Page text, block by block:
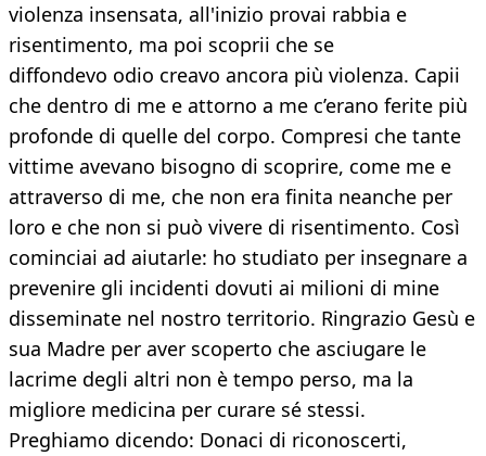
violenza insensata, all'inizio provai rabbia e
risentimento, ma poi scoprii che se
diffondevo odio creavo ancora più violenza. Capii
che dentro di me e attorno a me c’erano ferite più
profonde di quelle del corpo. Compresi che tante
vittime avevano bisogno di scoprire, come me e
attraverso di me, che non era finita neanche per
loro e che non si può vivere di risentimento. Così
cominciai ad aiutarle: ho studiato per insegnare a
prevenire gli incidenti dovuti ai milioni di mine
disseminate nel nostro territorio. Ringrazio Gesù e
sua Madre per aver scoperto che asciugare le
lacrime degli altri non è tempo perso, ma la
migliore medicina per curare sé stessi.
Preghiamo dicendo: Donaci di riconoscerti,